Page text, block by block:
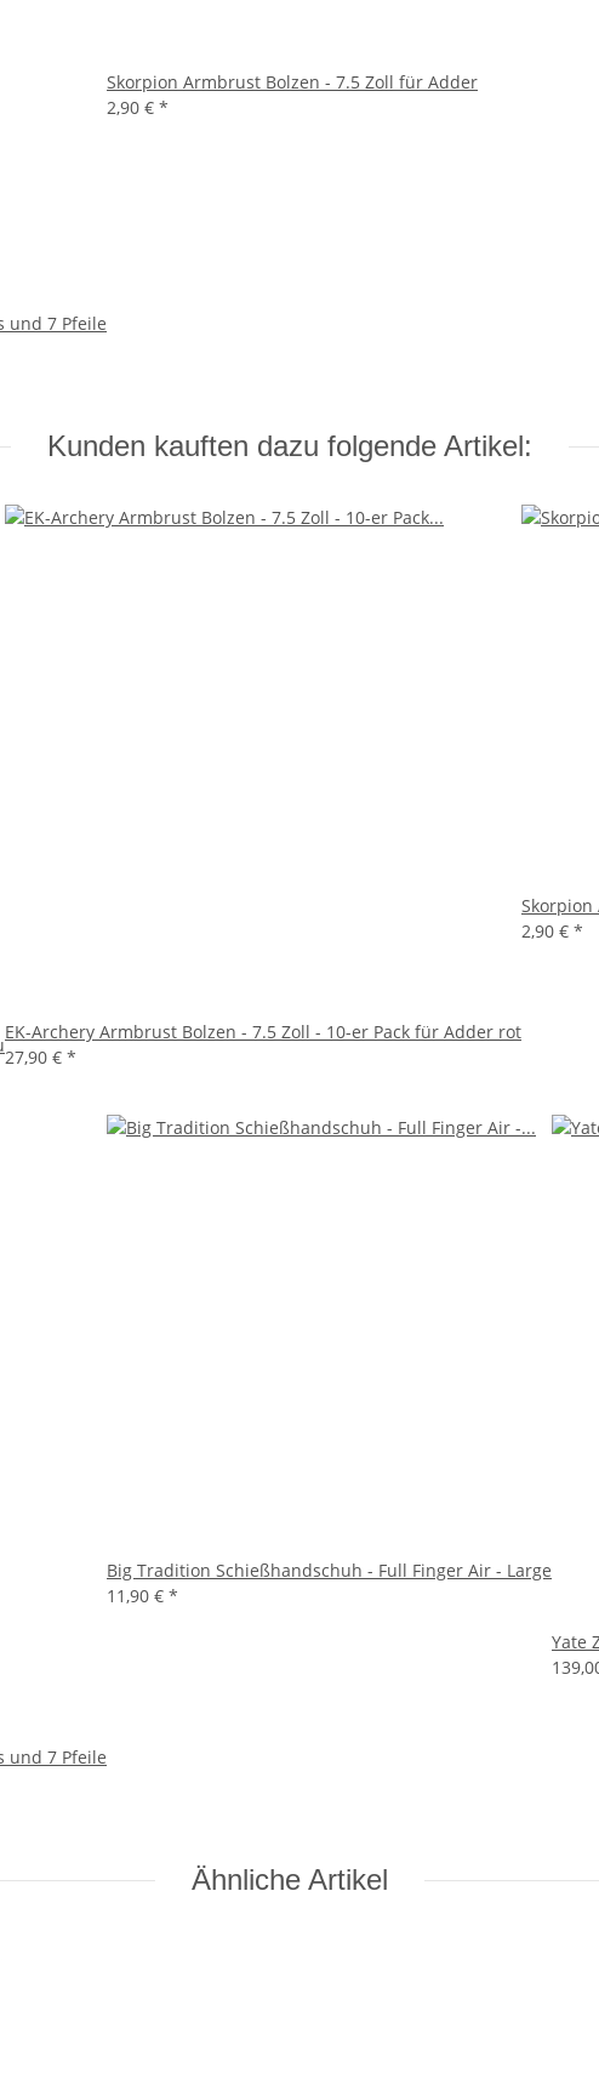
und 7 Pfeile
Skorpion Armbrust Bolzen - 7.5 Zoll für Adder
2,90 € *
Kunden kauften dazu folgende Artikel:
EK-Archery Armbrust Bolzen - 7.5 Zoll - 10-er Pack für Adder rot
27,90 € *
2,90 € *
und 7 Pfeile
Big Tradition Schießhandschuh - Full Finger Air - Large
11,90 € *
Yate
Ähnliche Artikel